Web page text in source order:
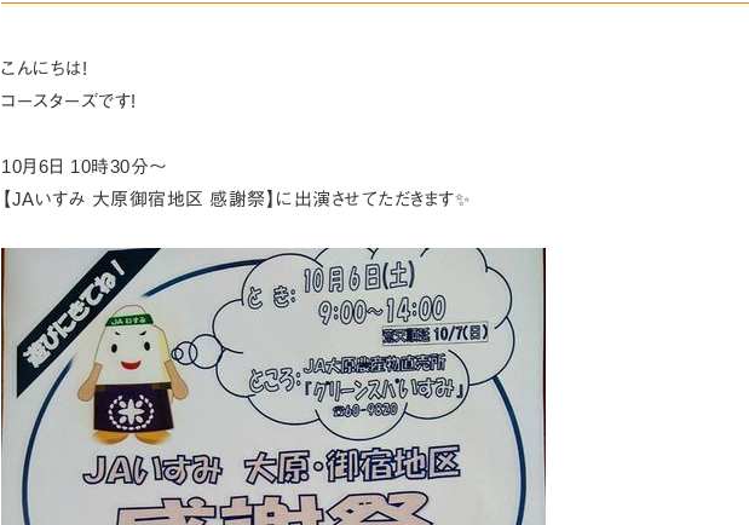
こんにちは!
コースターズです!
10月6日 10時30分〜
【JAいすみ 大原御宿地区 感謝祭】に出演させてただきます✨